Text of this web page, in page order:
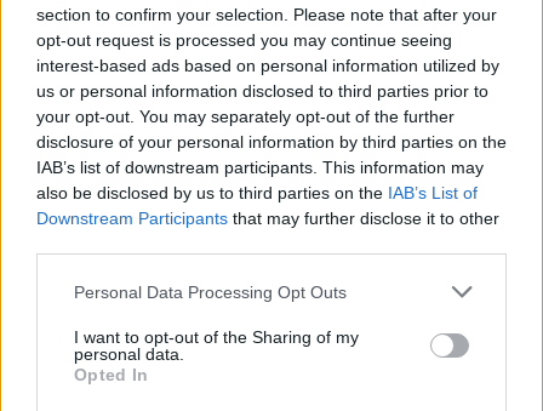
section to confirm your selection. Please note that after your
opt-out request is processed you may continue seeing
interest-based ads based on personal information utilized by
us or personal information disclosed to third parties prior to
your opt-out. You may separately opt-out of the further
disclosure of your personal information by third parties on the
IAB’s list of downstream participants. This information may
also be disclosed by us to third parties on the IAB’s List of
Downstream Participants that may further disclose it to other
Personal Data Processing Opt Outs
I want to opt-out of the Sharing of my
personal data.
Opted In
que termina a 20 de junho, podendo o calendário
sofrer alterações caso a Seleção Nacional do escalão
não participe no Campeonato da Europa.
Nesta fase regular, o FC Famalicão defronta ainda o
Rio Ave FC, a Académica de Coimbra, o SC Beira-Mar,
o Vitória SC, o CD Feirense, o campeão em título FC
Porto, o Leixões SC e, na última jornada da primeira
volta, o SC Braga.
Caso os jovens famalicenses terminem nas cinco
primeiras posições, seguem para a fase de
apuramento de campeão, disputada por 10 equipas: